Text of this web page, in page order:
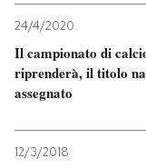
Economia
24/4/2020
Il campionato di
riprenderà, il titolo
assegnato
12/3/2018